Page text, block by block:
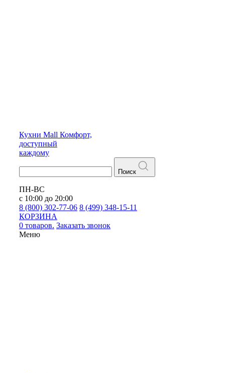
Кухни Mall Комфорт,
доступный
каждому
Поиск
ПН-ВС
с 10:00 до 20:00
8 (800) 302-77-06 8 (499) 348-15-11
КОРЗИНА
0 товаров. Заказать звонок
Меню